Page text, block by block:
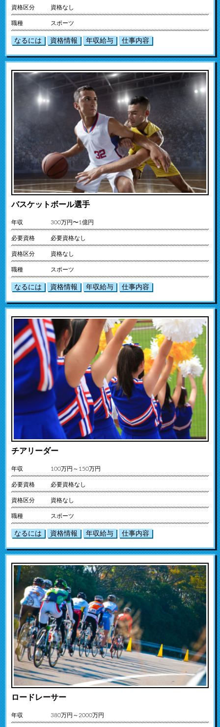
資格区分 資格なし
職種 スポーツ
なるには 資格情報 年収給与 仕事内容
バスケットボール選手
年収 300万円〜1億円
必要資格 必要資格なし
資格区分 資格なし
職種 スポーツ
なるには 資格情報 年収給与 仕事内容
チアリーダー
年収 100万円～150万円
必要資格 必要資格なし
資格区分 資格なし
職種 スポーツ
なるには 資格情報 年収給与 仕事内容
ロードレーサー
年収 380万円～2000万円